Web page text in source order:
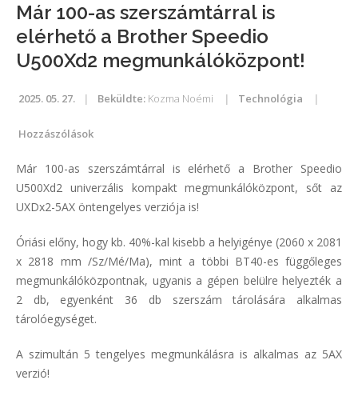
Már 100-as szerszámtárral is
elérhető a Brother Speedio
U500Xd2 megmunkálóközpont!
2025. 05. 27. Beküldte: Kozma Noémi Technológia
Hozzászólások
Már 100-as szerszámtárral is elérhető a Brother Speedio
U500Xd2 univerzális kompakt megmunkálóközpont, sőt az
UXDx2-5AX öntengelyes verziója is!
Óriási előny, hogy kb. 40%-kal kisebb a helyigénye (2060 x 2081
x 2818 mm /Sz/Mé/Ma), mint a többi BT40-es függőleges
megmunkálóközpontnak, ugyanis a gépen belülre helyezték a
2 db, egyenként 36 db szerszám tárolására alkalmas
tárolóegységet.
A szimultán 5 tengelyes megmunkálásra is alkalmas az 5AX
verzió!